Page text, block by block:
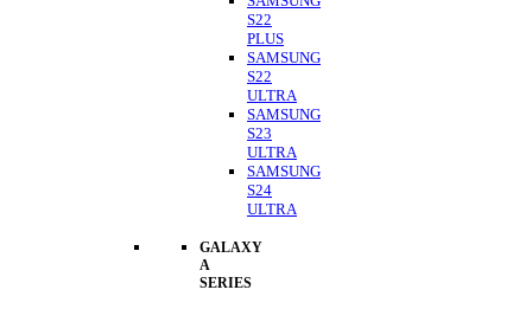
S22
PLUS
SAMSUNG
S22
ULTRA
SAMSUNG
S23
ULTRA
SAMSUNG
S24
ULTRA
GALAXY
A
SERIES